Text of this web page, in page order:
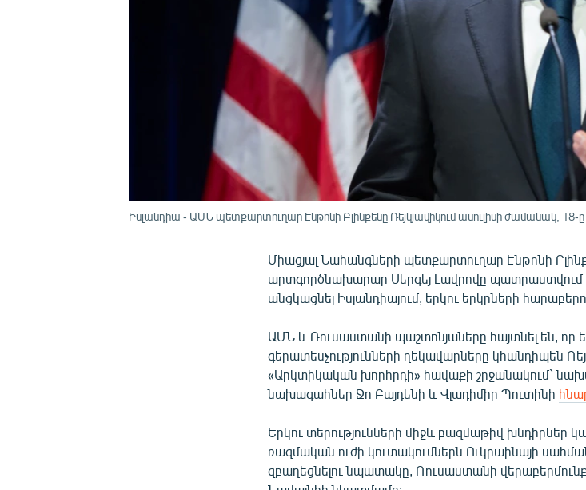
Իսլանդիա - ԱՄՆ պետքարտուղար Էնթոնի Բլինքենը Ռեյկյավիկում ասուլիսի ժամանակ, 18-ը
Միացյալ Նահանգների պետքարտուղար Էնթոնի
արտգործնախարար Սերգեյ Լավրովը պատրաստվում
անցկացնել Իսլանդիայում, երկու երկրների
ԱՄՆ և Ռուսաստանի պաշտոնյաները հայտնել են, որ
գերատեսչությունների ղեկավարները կհանդիպեն
«Արկտիկական խորհրդի» հավաքի շրջանակում`
նախագահներ Ջո Բայդենի և Վլադիմիր Պուտինի
Երկու տերությունների միջև բազմաթիվ խնդիրներ
ռազմական ուժի կուտակումներն Ուկրաինայի
զբաղեցնելու նպատակը, Ռուսաստանի